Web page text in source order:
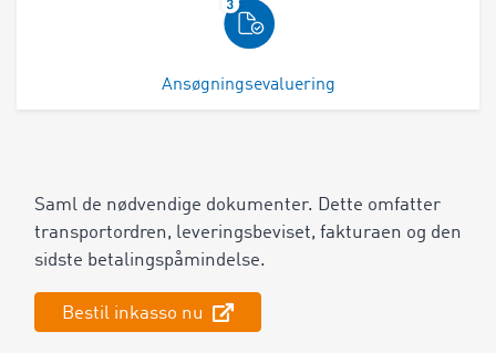
Ansøgningsevaluering
Saml de nødvendige dokumenter. Dette omfatter
transportordren, leveringsbeviset, fakturaen og den
sidste betalingspåmindelse.
Bestil inkasso nu